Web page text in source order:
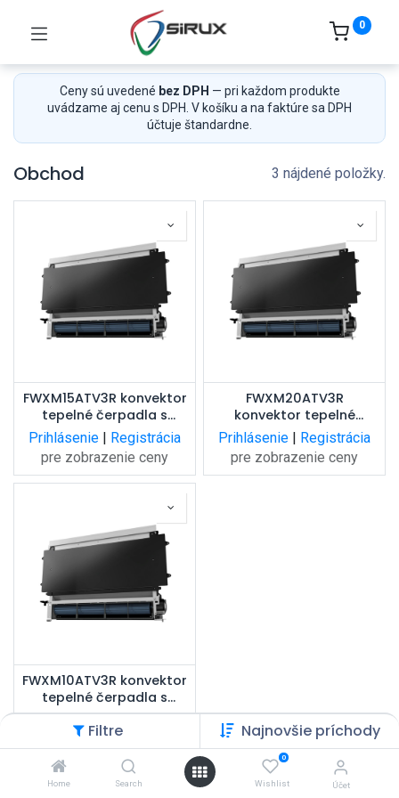
Filtre Najnovšie príchody
Home Search
0
Wishlist Účet
0
Ceny sú uvedené bez DPH — pri každom produkte
uvádzame aj cenu s DPH. V košíku a na faktúre sa DPH
účtuje štandardne.
Obchod 3 nájdené položky.
FWXM15ATV3R konvektor
tepelné čerpadla s
výkonom 1,64 kW,
pripojenie vpravo
Prihlásenie | Registrácia
pre zobrazenie ceny
FWXM20ATV3R
konvektor tepelné
čerpadla s výkonom 2,06
kW, pripojenie vpravo
Prihlásenie | Registrácia
pre zobrazenie ceny
FWXM10ATV3R konvektor
tepelné čerpadla s
výkonom 1,16 kW,
pripojenie vpravo
Prihlásenie|Registrácia
pre zobrazenie ceny